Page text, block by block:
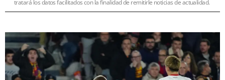
tratará los datos facilitados con la finalidad de remitirle noticias de actualidad.